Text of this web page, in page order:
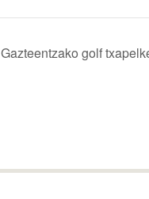
Gazteentzako golf